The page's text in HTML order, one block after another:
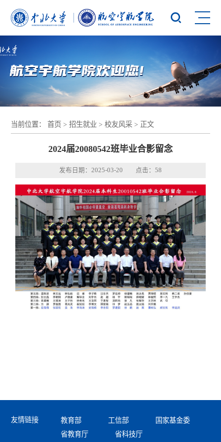
当前位置：首页 >招生就业 >校友风采 > 正文
2024届20080542班毕业合影留念
发布日期：2025-03-20 点击： 58
友情链接 教育部 工信部
国家基金委
省教育厅
省科技厅